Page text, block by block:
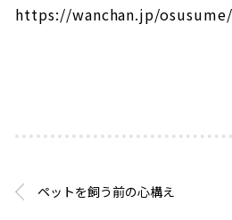
https://wanchan.jp/
ペットを飼う前の心構え